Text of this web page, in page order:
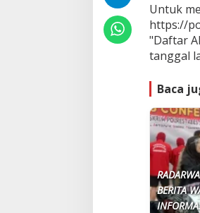
Untuk
https://
"Daftar
tanggal
Baca
BERITA